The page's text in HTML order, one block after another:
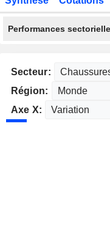
Performances
Secteur:
Région:
Axe X: